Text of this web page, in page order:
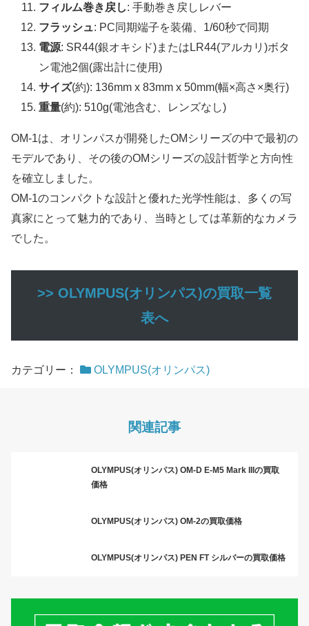
フィルム巻き戻し: 手動巻き戻しレバー
フラッシュ: PC同期端子を装備、1/60秒で同期
電源: SR44(銀オキシド)またはLR44(アルカリ)ボタ
ン電池2個(露出計に使用)
サイズ(約): 136mm x 83mm x 50mm(幅×高さ×奥行)
重量(約): 510g(電池含む、レンズなし)
OM-1は、オリンパスが開発したOMシリーズの中で最初の
モデルであり、その後のOMシリーズの設計哲学と方向性
を確立しました。
OM-1のコンパクトな設計と優れた光学性能は、多くの写
真家にとって魅力的であり、当時としては革新的なカメラ
でした。
>> OLYMPUS(オリンパス)の買取一覧
表へ
カテゴリー： OLYMPUS(オリンパス)
関連記事
OLYMPUS(オリンパス) OM-D E-M5 Mark IIIの買取
価格
OLYMPUS(オリンパス) OM-2の買取価格
OLYMPUS(オリンパス) PEN FT シルバーの買取価格